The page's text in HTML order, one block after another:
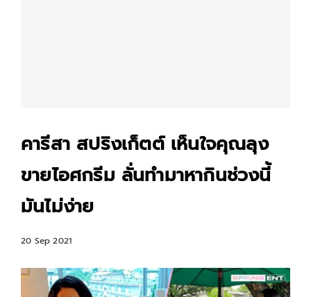
คารีสา สปริงเก็ตต์ เห็นใจคุณลุง
ขายไอศกรีม ลั่นทำมาหากินช่วงนี้
มันไม่ง่าย
20 Sep 2021